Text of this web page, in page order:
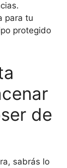
para tu
protegido
de
sabrás lo